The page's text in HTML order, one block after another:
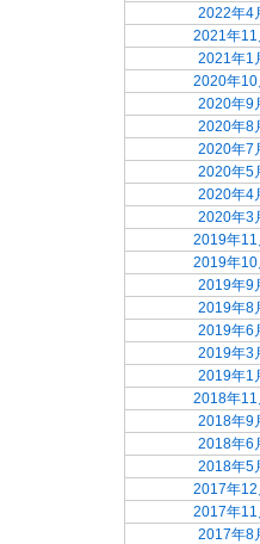
2022年4
2021年11
2021年1
2020年10
2020年9
2020年8
2020年7
2020年5
2020年4
2020年3
2019年11
2019年10
2019年9
2019年8
2019年6
2019年3
2019年1
2018年11
2018年9
2018年6
2018年5
2017年12
2017年11
2017年8